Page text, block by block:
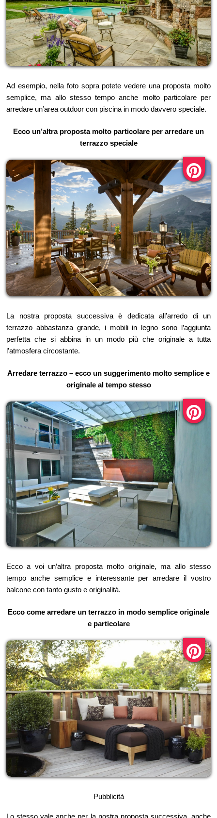
Ad esempio, nella foto sopra potete vedere una proposta molto
semplice, ma allo stesso tempo anche molto particolare per
arredare un’area outdoor con piscina in modo davvero speciale.
Ecco un’altra proposta molto particolare per arredare un
terrazzo speciale
La nostra proposta successiva è dedicata all’arredo di un
terrazzo abbastanza grande, i mobili in legno sono l’aggiunta
perfetta che si abbina in un modo più che originale a tutta
l’atmosfera circostante.
Arredare terrazzo – ecco un suggerimento molto semplice e
originale al tempo stesso
Ecco a voi un’altra proposta molto originale, ma allo stesso
tempo anche semplice e interessante per arredare il vostro
balcone con tanto gusto e originalità.
Ecco come arredare un terrazzo in modo semplice originale
e particolare
Pubblicità
Lo stesso vale anche per la nostra proposta successiva, anche